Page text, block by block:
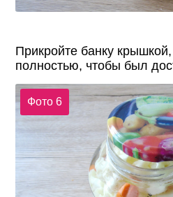
Прикройте банку
полностью, чтобы был
Фото 6